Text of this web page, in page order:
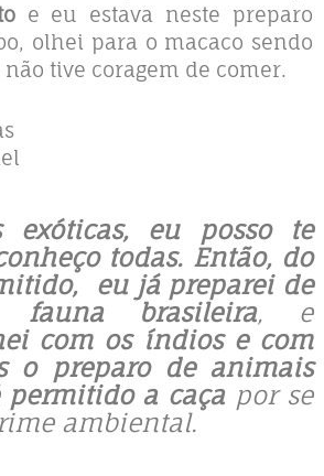
e eu estava neste preparo
olhei para o macaco sendo
tive coragem de comer.
exóticas, eu posso te
todas. Então, do
eu já preparei de
brasileira, e
com os índios e com
o preparo de animais
permitido a caça por se
ambiental.